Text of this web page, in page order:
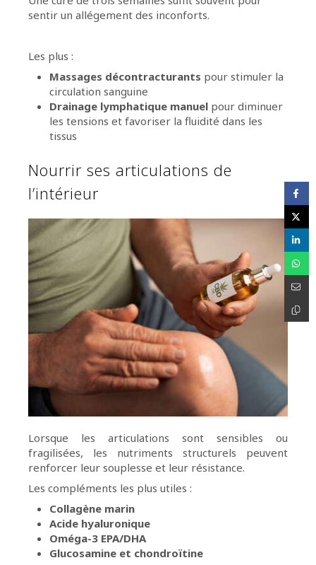
sentir un allégement des inconforts.
Les plus :
Massages décontracturants pour stimuler la
circulation sanguine
Drainage lymphatique manuel pour diminuer
les tensions et favoriser la fluidité dans les
tissus
Nourrir ses articulations de
l’intérieur
Lorsque les articulations sont sensibles ou
fragilisées, les nutriments structurels peuvent
renforcer leur souplesse et leur résistance.
Les compléments les plus utiles :
Collagène marin
Acide hyaluronique
Oméga-3 EPA/DHA
Glucosamine et chondroïtine